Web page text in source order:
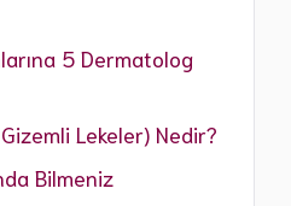
5 Dermatolog
Lekeler) Nedir?
Bilmeniz